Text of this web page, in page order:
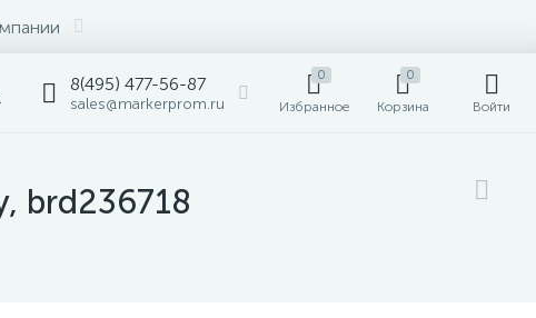
8(495) 477-56-87
sales@markerprom.ru
0
Избранное
0
Корзина Войти
brd236718